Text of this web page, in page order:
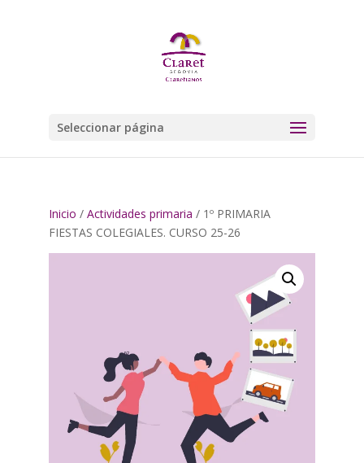
Seleccionar página
Inicio / Actividades primaria / 1º PRIMARIA
FIESTAS COLEGIALES. CURSO 25-26